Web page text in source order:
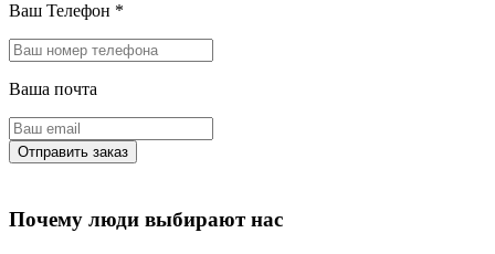
Ваш Телефон *
Ваша почта
Почему люди выбирают нас